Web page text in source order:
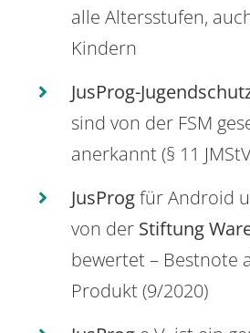
alle Altersstufen,
Kindern
JusProg-
sind von der FSM
anerkannt (§ 11
JusProgfür Android
von der Stiftung
bewertet – Bestnote
Produkt (9/2020)